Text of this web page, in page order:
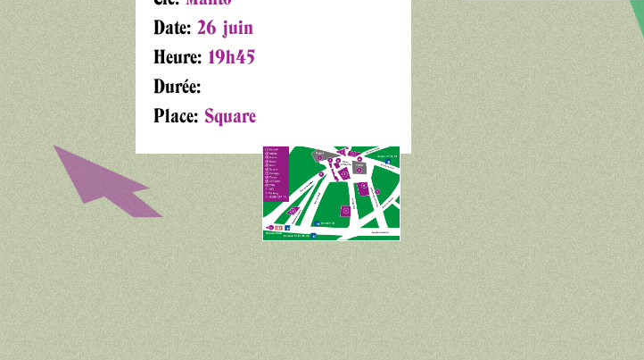
Date: 26 juin
Heure: 19h45
Durée:
Place: Square